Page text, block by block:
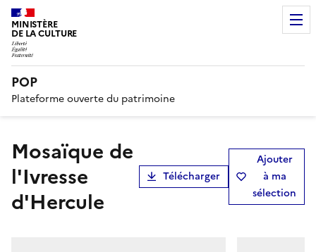
MINISTÈRE
DE LA CULTURE
POP
Plateforme ouverte du patrimoine
Mosaïque de
l'Ivresse
d'Hercule
Télécharger
Ajouter
à ma
sélection